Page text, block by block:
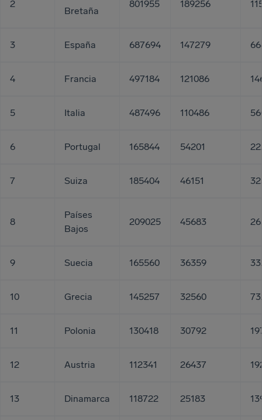
2
Bretaña
801955 189256
3 España 687694 147279
4 Francia 497184 121086
5 Italia 487496 110486
6 Portugal 165844 54201
7 Suiza 185404 46151
8
Países
Bajos
209025 45683
9 Suecia 165560 36359
10 Grecia 145257 32560
11 Polonia 130418 30792
12 Austria 112341 26437
13 Dinamarca 118722 25183